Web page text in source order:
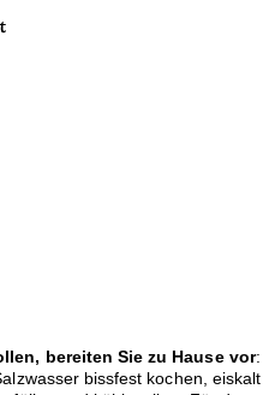
bereiten Sie zu Hause vor:
bissfest kochen, eiskalt